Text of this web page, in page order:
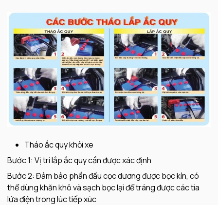
Tháo ắc quy khỏi xe
Bước 1: Vị trí lắp ắc quy cần được xác định
Bước 2: Đảm bảo phần đầu cọc dương được bọc kín, có
thể dùng khăn khô và sạch bọc lại để tráng được các tia
lửa điện trong lúc tiếp xúc